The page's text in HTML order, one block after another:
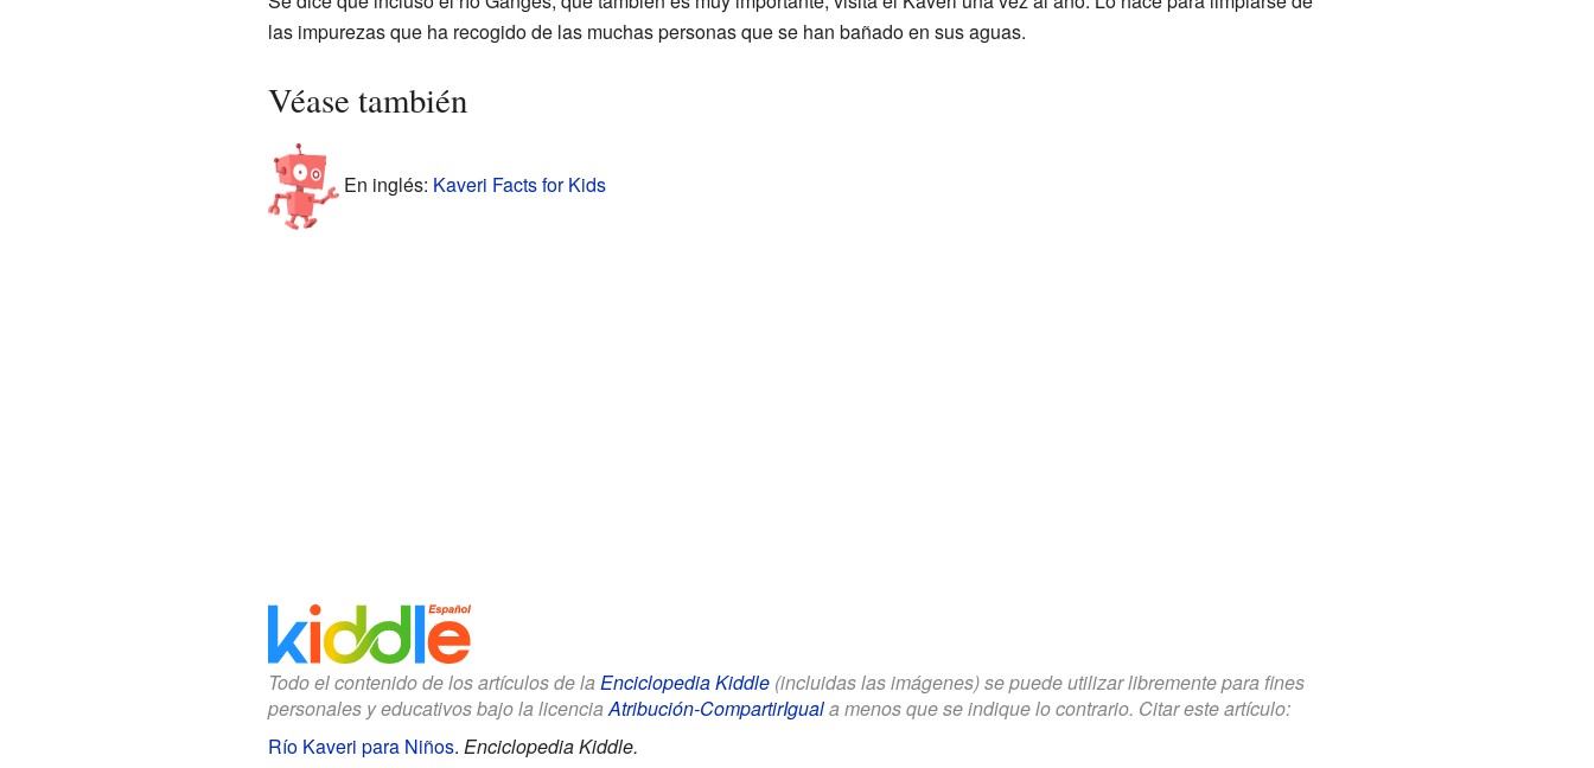
las impurezas que ha recogido de las muchas personas que se han bañado en sus aguas.
Véase también
En inglés: Kaveri Facts for Kids
Todo el contenido de los artículos de la Enciclopedia Kiddle(incluidas las imágenes) se puede utilizar libremente para fines
personales y educativos bajo la licenciaAtribución-CompartirIguala menos que se indique lo contrario. Citar este artículo:
Río Kaveri para Niños. Enciclopedia Kiddle.